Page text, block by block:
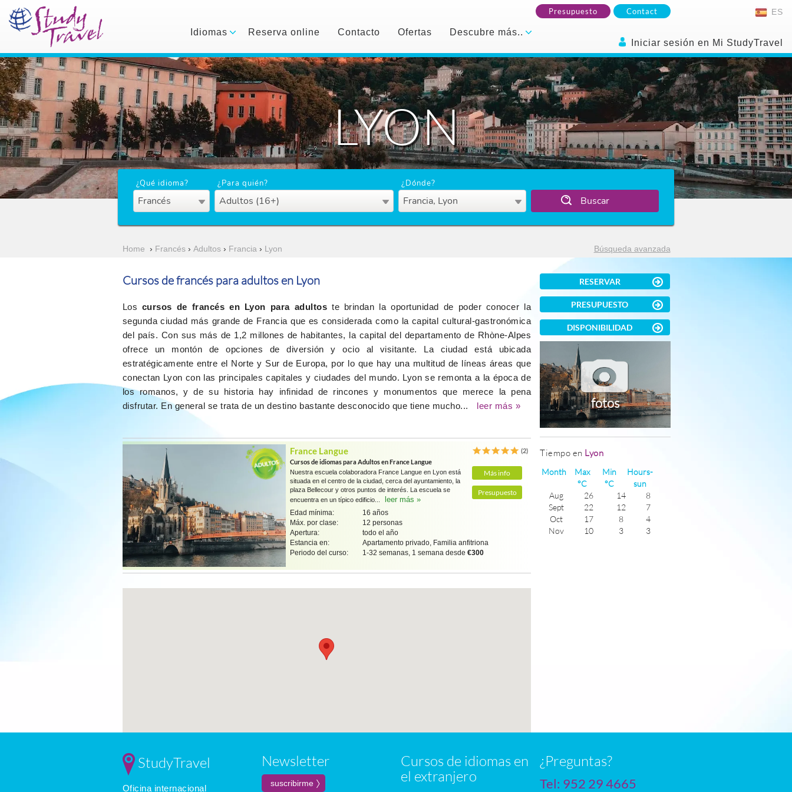
Presupuesto Contact ES
Iniciar sesión en Mi StudyTravel
Idiomas Reserva online Contacto Ofertas Descubre más..
LYON
¿Qué idioma?
Francés
¿Para quién?
Adultos (16+)
¿Dónde?
Francia, Lyon Buscar
Home › Francés› Adultos› Francia › Lyon Búsqueda avanzada
Cursos de francés para adultos en Lyon
Los cursos de francés en Lyon para adultos te brindan la oportunidad de poder conocer la
segunda ciudad más grande de Francia que es considerada como la capital cultural-gastronómica
del país. Con sus más de 1,2 millones de habitantes, la capital del departamento de Rhòne-Alpes
ofrece un montón de opciones de diversión y ocio al visitante. La ciudad está ubicada
estratégicamente entre el Norte y Sur de Europa, por lo que hay una multitud de líneas áreas que
conectan Lyon con las principales capitales y ciudades del mundo. Lyon se remonta a la época de
los romanos, y de su historia hay infinidad de rincones y monumentos que merece la pena
disfrutar. En general se trata de un destino bastante desconocido que tiene mucho...
leer más »
France Langue
(2)
Cursos de idiomas para Adultos en France Langue
Más info
Presupuesto
Nuestra escuela colaboradora France Langue en Lyon está
situada en el centro de la ciudad, cerca del ayuntamiento, la
plaza Bellecour y otros puntos de interés. La escuela se
encuentra en un típico edificio...
leer más »
Edad mínima:
16 años
Máx. por clase:
12 personas
Apertura:
todo el año
Estancia en:
Apartamento privado, Familia anfitriona
Periodo del curso:
1-32 semanas, 1 semana desde €300
RESERVAR
PRESUPUESTO
DISPONIBILIDAD
fotos
Tiempo en Lyon
Month
Max
°C
Min
°C
Hours-
sun
Aug
26 14
8
Sept
22 12
7
Oct
17 8
4
Nov
10 3
3
StudyTravel
Oficina internacional
Newsletter
Cursos de idiomas en
el extranjero
¿Preguntas?
Tel: 952 29 4665